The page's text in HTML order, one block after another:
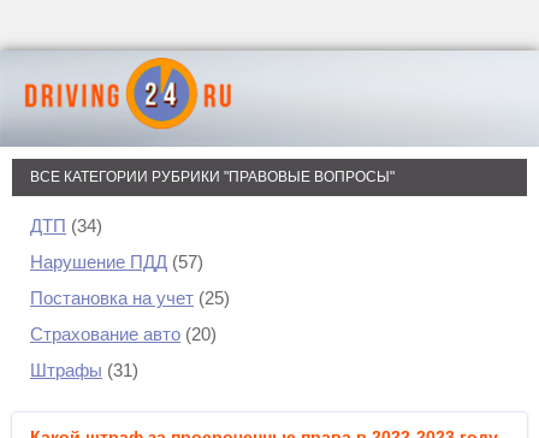
ВСЕ КАТЕГОРИИ РУБРИКИ "ПРАВОВЫЕ ВОПРОСЫ"
ДТП (34)
Нарушение ПДД (57)
Постановка на учет (25)
Страхование авто (20)
Штрафы (31)